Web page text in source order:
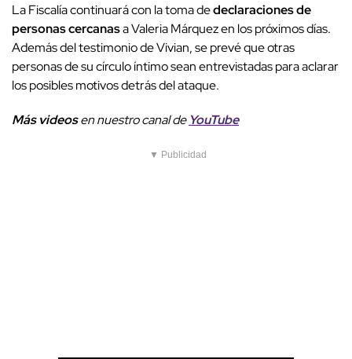
La Fiscalía continuará con la toma dedeclaraciones de
personas cercanasa Valeria Márquez en los próximos días.
Además del testimonio de Vivian, se prevé que otras
personas de su círculo íntimo sean entrevistadas para aclarar
los posibles motivos detrás del ataque.
Más videosen nuestro canal de YouTube
▼ Publicidad